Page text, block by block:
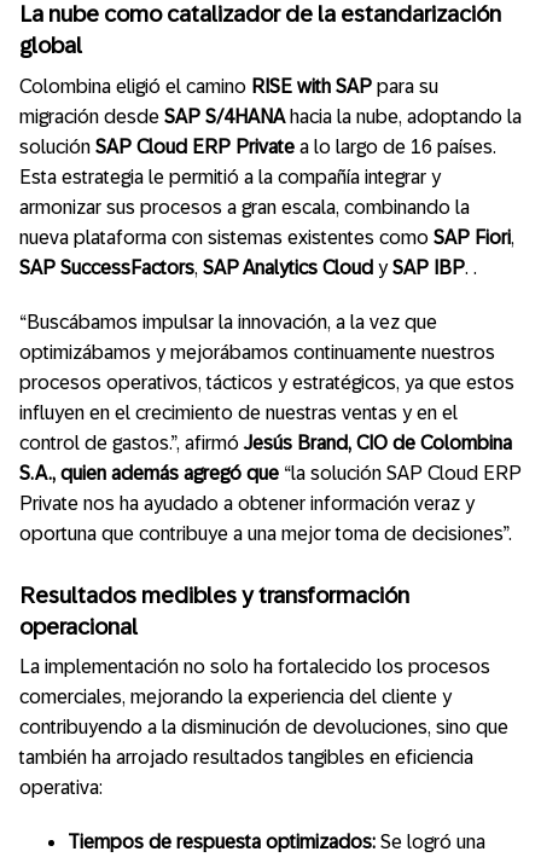
La nube como catalizador de la estandarización
global
Colombina eligió el camino RISE with SAP para su
migración desde SAP S/4HANAhacia la nube, adoptando la
solución SAP Cloud ERP Private a lo largo de 16 países.
Esta estrategia le permitió a la compañía integrar y
armonizar sus procesos a gran escala, combinando la
nueva plataforma con sistemas existentes como SAP Fiori,
SAP SuccessFactors, SAP Analytics Cloud ySAP IBP. .
“Buscábamos impulsar la innovación, a la vez que
optimizábamos y mejorábamos continuamente nuestros
procesos operativos, tácticos y estratégicos, ya que estos
influyen en el crecimiento de nuestras ventas y en el
control de gastos.”, afirmóJesús Brand, CIO de Colombina
S.A., quien además agregó que “la solución SAP Cloud ERP
Private nos ha ayudado a obtener información veraz y
oportuna que contribuye a una mejor toma de decisiones”.
Resultados medibles y transformación
operacional
La implementación no solo ha fortalecido los procesos
comerciales, mejorando la experiencia del cliente y
contribuyendo a la disminución de devoluciones, sino que
también ha arrojado resultados tangibles en eficiencia
operativa:
Tiempos de respuesta optimizados: Se logró una